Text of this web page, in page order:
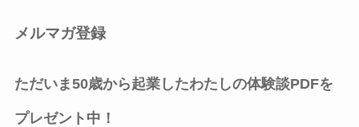
メルマガ登録
ただいま50歳から起業したわたしの体験談PDFを
プレゼント中！